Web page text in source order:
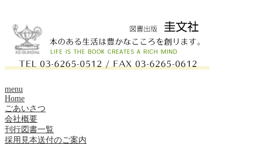
menu
Home
ごあいさつ
会社概要
刊行図書一覧
採用見本送付のご案内